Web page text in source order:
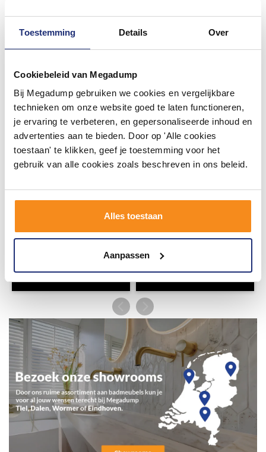
Toestemming Details Over
Cookiebeleid van Megadump
Bij Megadump gebruiken we cookies en vergelijkbare
technieken om onze website goed te laten functioneren,
je ervaring te verbeteren, en gepersonaliseerde inhoud en
advertenties aan te bieden. Door op 'Alle cookies
toestaan' te klikken, geef je toestemming voor het
gebruik van alle cookies zoals beschreven in ons beleid.
Alles toestaan
Aanpassen
#mijndroombadkamer
Wij geloven in de kracht van delen. Deel jouw
badkamer op Instagram met #mijndroombadkamer
en tag @megadumpnl. Samen bouwen we een
inspirerende omgeving vol met unieke
badkamerstijlen. Doe je mee?